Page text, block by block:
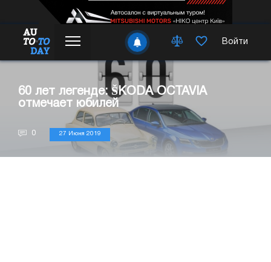
Войти
60 лет легенде: ŠKODA OCTAVIA
отмечает юбилей
0 27 Июня 2019